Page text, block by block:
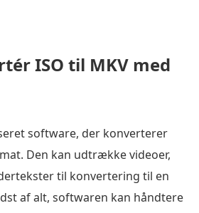
ISO til MKV med
software, der konverterer
Den kan udtrække videoer,
til konvertering til en
af alt, softwaren kan håndtere